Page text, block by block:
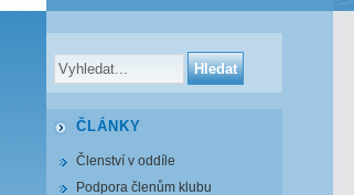
ČLÁNKY
Členství v oddíle
Podpora členům klubu